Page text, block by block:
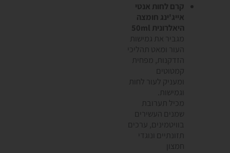
קרם לחות אנטי
אייג'ינג חומצה
היאלרונית 50ml
מגביר את גמישות
העור ומאט תהליכי
הזדקנות, מפחית
קמטוטים
ומעניק לעור לחות
וגמישות.
מכיל תערובת
שמנים העשירים
בוויטמינים, ערכים
תזונתיים ונוגדי
חמצון